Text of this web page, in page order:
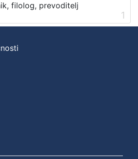
filolog, prevoditelj
1